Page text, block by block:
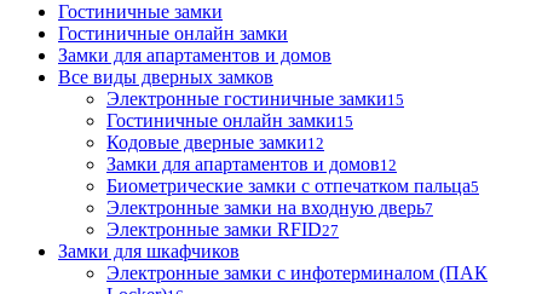
Гостиничные замки
Гостиничные онлайн замки
Замки для апартаментов и домов
Все виды дверных замков
Электронные гостиничные замки15
Гостиничные онлайн замки15
Кодовые дверные замки12
Замки для апартаментов и домов12
Биометрические замки с отпечатком пальца5
Электронные замки на входную дверь7
Электронные замки RFID27
Замки для шкафчиков
Электронные замки с инфотерминалом (ПАК